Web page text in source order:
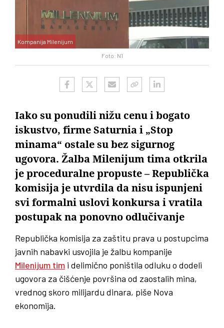
Foto: N1
Kompanija Milenijum
Iako su ponudili nižu cenu i bogato
iskustvo, firme Saturnia i „Stop
minama“ ostale su bez sigurnog
ugovora. Žalba Milenijum tima otkrila
je proceduralne propuste – Republička
komisija je utvrdila da nisu ispunjeni
svi formalni uslovi konkursa i vratila
postupak na ponovno odlučivanje
Republička komisija za zaštitu prava u postupcima
javnih nabavki usvojila je žalbu kompanije
Milenijum tim i delimično poništila odluku o dodeli
ugovora za čišćenje površina od zaostalih mina,
vrednog skoro milijardu dinara, piše Nova
ekonomija.